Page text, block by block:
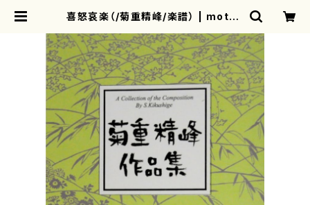
喜怒哀楽（/菊重精峰/楽譜） | mothe